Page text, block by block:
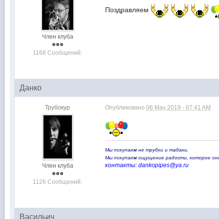
Член клуба
1168 Сообщений:
Поздравляем
Данко
Трубокур
Член клуба
1126 Сообщений:
Опубликовано06 May 2019 - 07:41 AM
Мы покупаем не трубки и табаки.
Мы покупаем ощущение радости, которое
контакты: dankopipes@ya.ru
Васильич